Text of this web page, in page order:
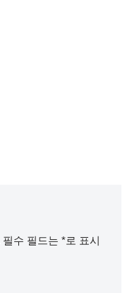
필수 필드는 *로 표시